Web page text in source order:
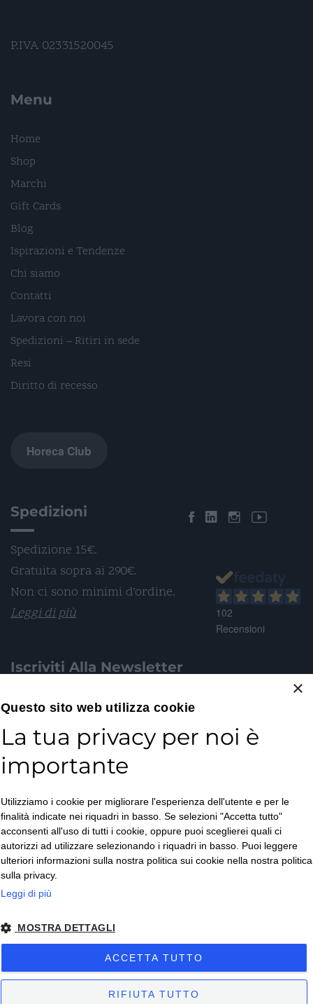
P.IVA 02331520045
Menu
Home
Shop
Marchi
Gift Cards
Blog
Ispirazioni e Tendenze
Chi siamo
Contatti
Lavora con noi
Spedizioni – Ritiri in sede
Resi
Diritto di recesso
Horeca Club
Spedizioni
Spedizione 15€.
Gratuita sopra ai 290€.
Non ci sono minimi d’ordine.
Leggi di più
Iscriviti Alla Newsletter
Email*
Privacy Policy*
ISCRIVITI
102
Recensioni
Copyright © 2026. All Rights Reserved.
– Condizioni di Vendita
– Condizioni di Vendita Business-
×
Questo sito web utilizza cookie
La tua privacy per noi è
importante
Utilizziamo i cookie per migliorare l'esperienza dell'utente e per le
finalità indicate nei riquadri in basso. Se selezioni "Accetta tutto"
acconsenti all'uso di tutti i cookie, oppure puoi sceglierei quali ci
autorizzi ad utilizzare selezionando i riquadri in basso. Puoi leggere
ulteriori informazioni sulla nostra politica sui cookie nella nostra politica
sulla privacy.
Leggi di più
MOSTRA DETTAGLI
ACCETTA TUTTO
RIFIUTA TUTTO